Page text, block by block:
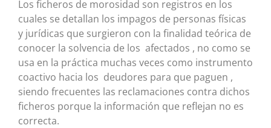
Los ficheros de morosidad son registros en los
cuales se detallan los impagos de personas físicas
y jurídicas que surgieron con la finalidad teórica de
conocer la solvencia de los afectados , no como se
usa en la práctica muchas veces como instrumento
coactivo hacia los deudores para que paguen ,
siendo frecuentes las reclamaciones contra dichos
ficheros porque la información que reflejan no es
correcta.